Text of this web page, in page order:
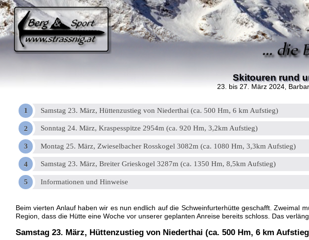
Skitouren rund
23. bis 27. März 2024 ,
Samstag 23. März, Hüttenzustieg von Niederthai (ca. 500 Hm, 6 km Aufstieg)
Sonntag 24. März, Kraspesspitze 2954m (ca. 920 Hm, 3,2km Aufstieg)
Montag 25. März, Zwieselbacher Rosskogel 3082m (ca. 1080 Hm, 3,3km Aufstieg)
Samstag 23. März, Breiter Grieskogel 3287m (ca. 1350 Hm, 8,5km Aufstieg)
Informationen und Hinweise
Beim vierten Anlauf haben wir es nun endlich auf die Schweinfurterhütte geschafft.
Region, dass die Hütte eine Woche vor unserer geplanten Anreise bereits schloss. Das
Samstag 23. März, Hüttenzustieg von Niederthai (ca. 500 Hm, 6 km